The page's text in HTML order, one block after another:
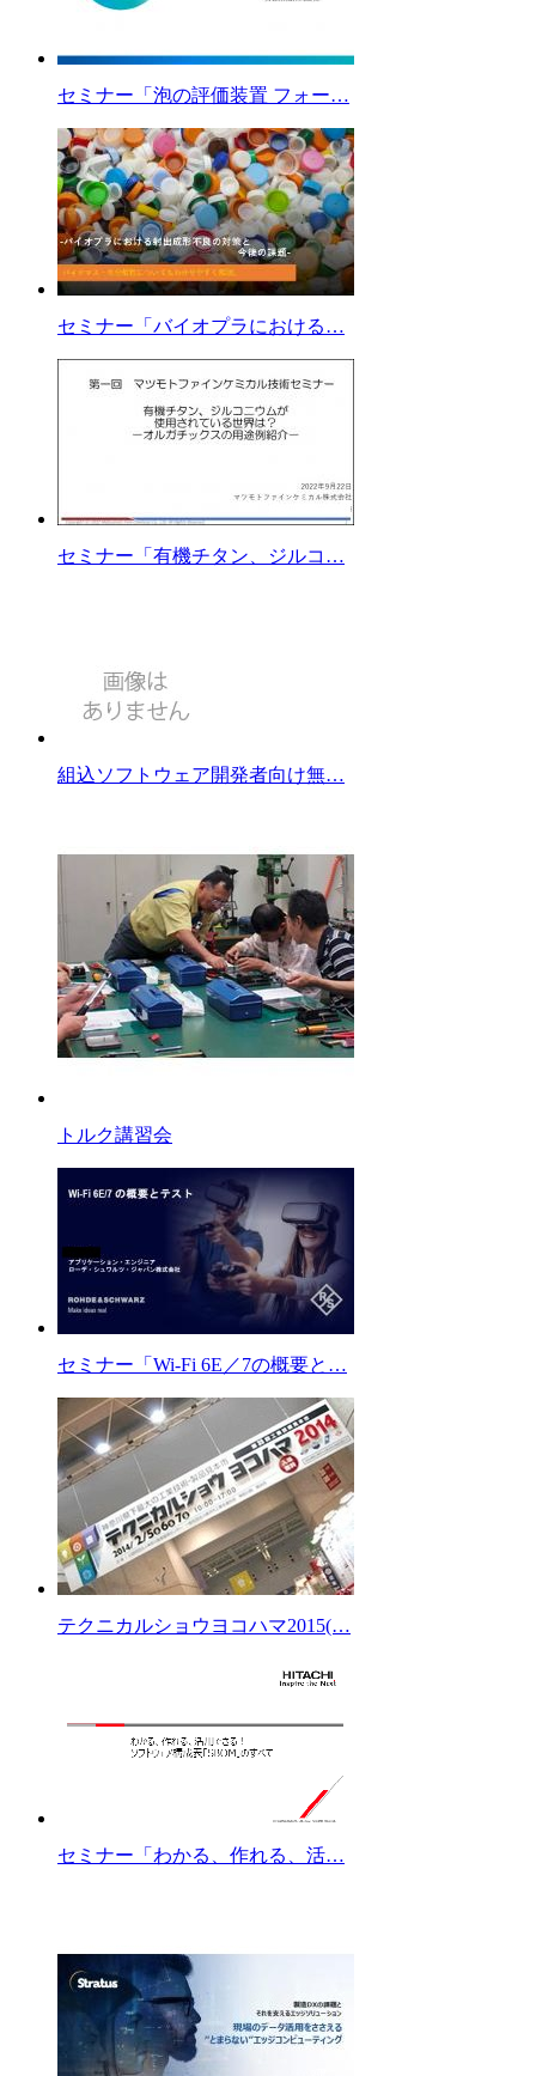
セミナー「泡の評価装置 フォー…
セミナー「バイオプラにおける…
セミナー「有機チタン、ジルコ…
組込ソフトウェア開発者向け無…
トルク講習会
セミナー「Wi-Fi 6E／7の概要と…
テクニカルショウヨコハマ2015(…
セミナー「わかる、作れる、活…